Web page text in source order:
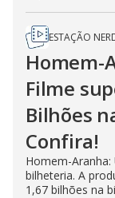
ESTAÇÃO
Homem-
Filme
Bilhões
Confira!
Homem-
bilheteria. A
1,67 bilhões na